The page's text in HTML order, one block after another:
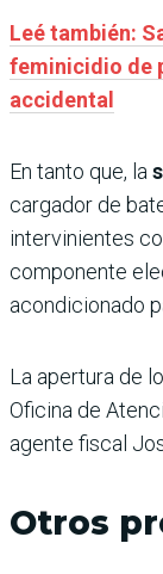
Leé también:
feminicidio de
accidental
En tanto que, la
cargador de
intervinientes
componente
acondicionado
La apertura de
Oficina de
agente fiscal
Otros